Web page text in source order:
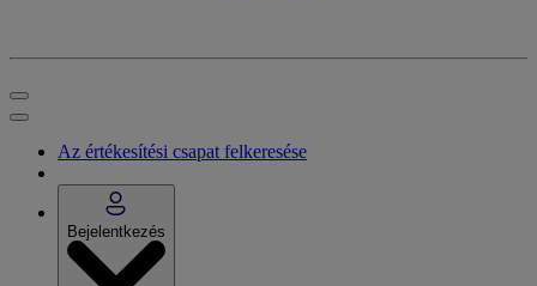
Az értékesítési csapat felkeresése
Bejelentkezés